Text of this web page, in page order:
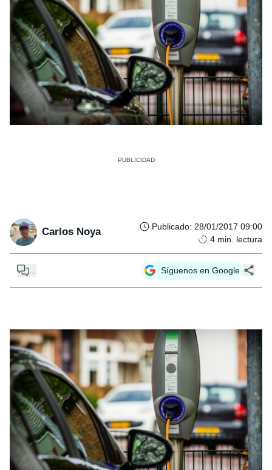
Carlos Noya Publicado: 28/01/2017 09:00
4 min. lectura
Síguenos en Google